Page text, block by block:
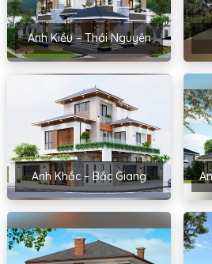
Anh Kiều – Thái Nguyên
Anh Khắc – Bắc Giang